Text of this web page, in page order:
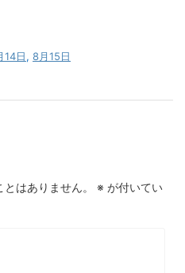
14日, 8月15日
はありません。 ※ が付いてい